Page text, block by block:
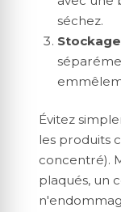
séchez.
Stockage
Évitez
les produits
concentré).
plaqués, un